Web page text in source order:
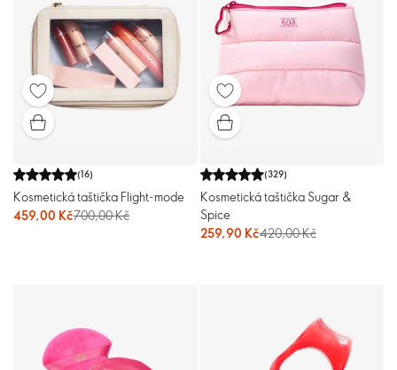
(16)
Kosmetická taštička Flight-mode
459,00 Kč700,00 Kč
(329)
Kosmetická taštička Sugar &
Spice
259,90 Kč420,00 Kč